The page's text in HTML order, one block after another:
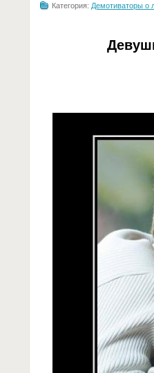
Категория: Демотиваторы о